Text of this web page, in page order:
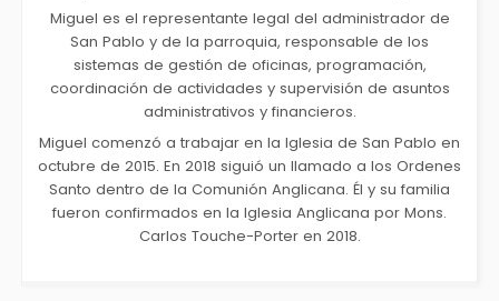
Miguel es el representante legal del administrador de
San Pablo y de la parroquia, responsable de los
sistemas de gestión de oficinas, programación,
coordinación de actividades y supervisión de asuntos
administrativos y financieros.
Miguel comenzó a trabajar en la Iglesia de San Pablo en
octubre de 2015. En 2018 siguió un llamado a los Ordenes
Santo dentro de la Comunión Anglicana. Él y su familia
fueron confirmados en la Iglesia Anglicana por Mons.
Carlos Touche-Porter en 2018.